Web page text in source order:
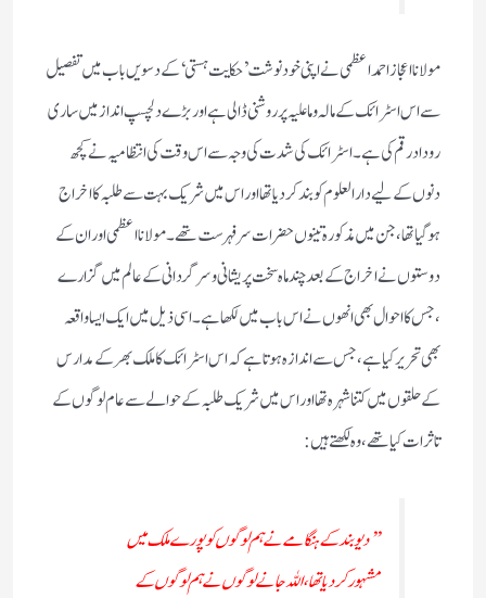
مولانا اعجاز احمد اعظمی نے اپنی خود نوشت’حکایت ہستی‘ کے دسویں باب میں تفصیل
سے اس اسٹرائک کے مالہ و ماعلیہ پر روشنی ڈالی ہے اور بڑے دلچسپ انداز میں ساری
روداد رقم کی ہے۔ اسٹرائک کی شدت کی وجہ سے اس وقت کی انتظامیہ نے کچھ
دنوں کے لیے دارالعلوم کو بند کردیا تھا اور اس میں شریک بہت سے طلبہ کا اخراج
ہوگیا تھا، جن میں مذکورہ تینوں حضرات سرفہرست تھے۔ مولانا اعظمی اور ان کے
دوستوں نے اخراج کے بعد چند ماہ سخت پریشانی و سرگردانی کے عالم میں گزارے
،جس کا احوال بھی انھوں نے اس باب میں لکھا ہے۔ اسی ذیل میں ایک ایسا واقعہ
بھی تحریر کیا ہے، جس سے اندازہ ہوتا ہے کہ اس اسٹرائک کا ملک بھر کے مدارس
کے حلقوں میں کتنا شہرہ تھا اور اس میں شریک طلبہ کے حوالے سے عام لوگوں کے
تاثرات کیا تھے،وہ لکھتے ہیں:
’’ دیوبند کے ہنگامے نے ہم لوگوں کو پورے ملک میں
مشہور کر دیا تھا، اللہ جانے لوگوں نے ہم لوگوں کے